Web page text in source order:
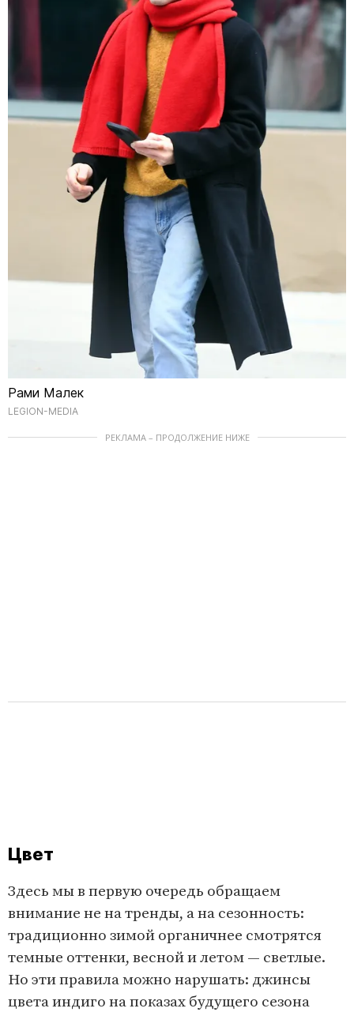
Рами Малек
LEGION-MEDIA
РЕКЛАМА – ПРОДОЛЖЕНИЕ НИЖЕ
Цвет
Здесь мы в первую очередь обращаем
внимание не на тренды, а на сезонность:
традиционно зимой органичнее смотрятся
темные оттенки, весной и летом — светлые.
Но эти правила можно нарушать: джинсы
цвета индиго на показах будущего сезона